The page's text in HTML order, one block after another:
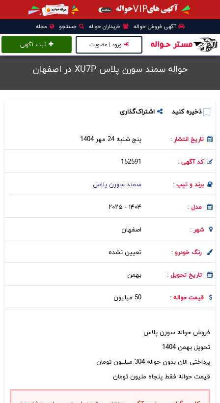
آگهی فروش حواله خریداران حواله جستجو مجله
ثبت آگهی ورود | عضویت
حواله سمند سورن پلاس XU7P در اصفهان
ذخیره کنید اشتراک‌گذاری
تاریخ انتشار : پنج شنبه 24 مهر 1404
کد آگهی : 152591
برند و تیپ : سمند سورن پلاس
مدل : ۱۴۰۴ - ۲۰۲۵
شهر : اصفهان
رنگ خودرو : تعیین نشده
تاریخ تحویل : بهمن
قیمت حواله : 50 میلیون
فروش حواله سورن پلاس
تحویل بهمن 1404
پرداختی الان بدون حواله 304 میلیون تومان
قیمت حواله فقط پنجاه ملیون تومان